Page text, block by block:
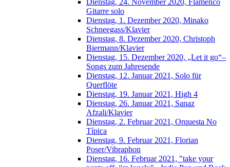
Gitarre solo
Dienstag, 1. Dezember 2020, Minako
Schneegass/Klavier
Dienstag, 8. Dezember 2020, Christoph
Biermann/Klavier
Dienstag, 15. Dezember 2020, „Let it go“–
Songs zum Jahresende
Dienstag, 12. Januar 2021, Solo für
Querflöte
Dienstag, 19. Januar 2021, High 4
Dienstag, 26. Januar 2021, Sanaz
Afzali/Klavier
Dienstag, 2. Februar 2021, Orquesta No
Típica
Dienstag, 9. Februar 2021, Florian
Poser/Vibraphon
Dienstag, 16. Februar 2021, "take your